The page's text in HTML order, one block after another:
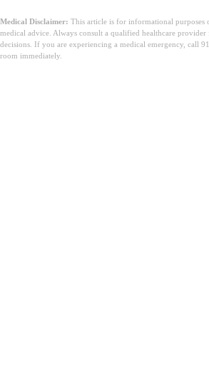
Medical Disclaimer: This article is for informational purposes
medical advice. Always consult a qualified healthcare provider
decisions. If you are experiencing a medical emergency, call
room immediately.